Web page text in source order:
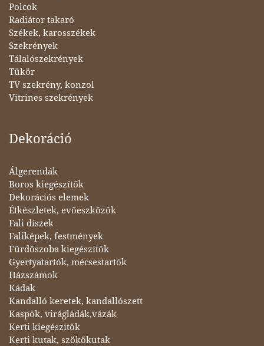
Polcok
Radiátor takaró
Székek, karosszékek
Szekrények
Tálalószekrények
Tükör
TV szekrény, konzol
Vitrines szekrények
Dekoráció
Álgerendák
Boros kiegészítők
Dekorációs elemek
Étkészletek, evőeszközök
Fali díszek
Faliképek, festmények
Fürdőszoba kiegészítők
Gyertyatartók, mécsestartók
Házszámok
Kádak
Kandalló keretek, kandallószett
Kaspók, virágládák,vázák
Kerti kiegészítők
Kerti kutak, szökőkutak